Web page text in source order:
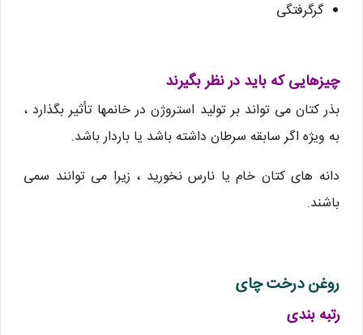
گرگرفتگی
چیزهایی که باید در نظر بگیرند
بذر کتان می تواند بر تولید استروژن در خانمها تأثیر بگذارد ،
به ویژه اگر سابقه سرطان داشته باشد یا باردار باشد.
دانه های کتان خام یا نارس نخورید ، زیرا می توانند سمی
باشند.
روغن درخت چای
رتبه بندی